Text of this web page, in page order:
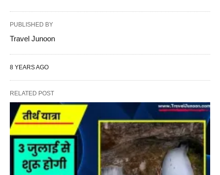
PUBLISHED BY
Travel Junoon
8 YEARS AGO
RELATED POST